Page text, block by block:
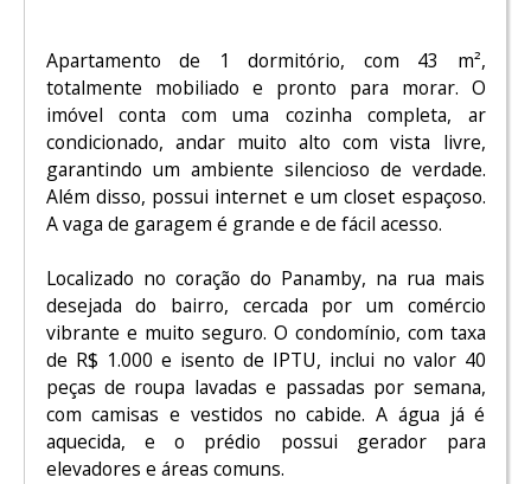
Apartamento de 1 dormitório, com 43 m²,
totalmente mobiliado e pronto para morar. O
imóvel conta com uma cozinha completa, ar
condicionado, andar muito alto com vista livre,
garantindo um ambiente silencioso de verdade.
Além disso, possui internet e um closet espaçoso.
A vaga de garagem é grande e de fácil acesso.
Localizado no coração do Panamby, na rua mais
desejada do bairro, cercada por um comércio
vibrante e muito seguro. O condomínio, com taxa
de R$ 1.000 e isento de IPTU, inclui no valor 40
peças de roupa lavadas e passadas por semana,
com camisas e vestidos no cabide. A água já é
aquecida, e o prédio possui gerador para
elevadores e áreas comuns.